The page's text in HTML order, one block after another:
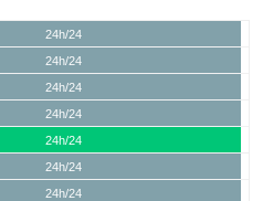
24h/24
24h/24
24h/24
24h/24
24h/24
24h/24
24h/24